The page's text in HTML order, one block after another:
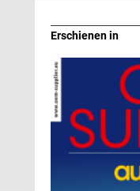
Erschienen in